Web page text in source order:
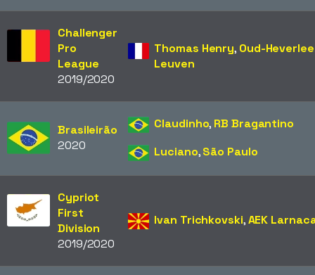
Challenger
Pro
League
2019/2020
Thomas Henry, Oud-Heverlee
Leuven
Brasileirão
2020
Claudinho, RB Bragantino
Luciano,São Paulo
Cypriot
First
Division
2019/2020
Ivan Trichkovski,AEK